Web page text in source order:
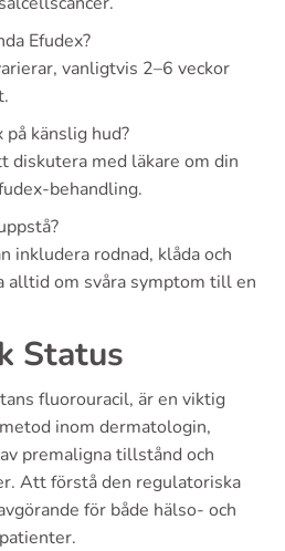
Efudex?
vanligtvis 2–6 veckor
på känslig hud?
diskutera med läkare om din
behandling.
inkludera rodnad, klåda och
alltid om svåra symptom till en
Status
fluorouracil, är en viktig
inom dermatologin,
premaligna tillstånd och
Att förstå den regulatoriska
för både hälso- och